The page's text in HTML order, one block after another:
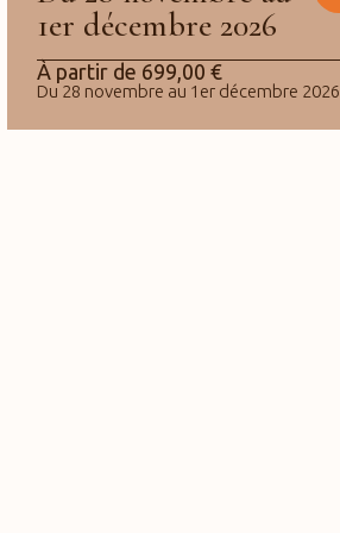
1er décembre 2026
À partir de 699,00€
Du 28 novembre au 1er décembre 2026